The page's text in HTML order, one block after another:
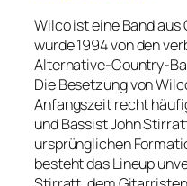
Wilco ist eine Band aus
wurde 1994 von den
Alternative-Country-
Die Besetzung von
Anfangszeit recht
und Bassist John
ursprünglichen
besteht das Lineup